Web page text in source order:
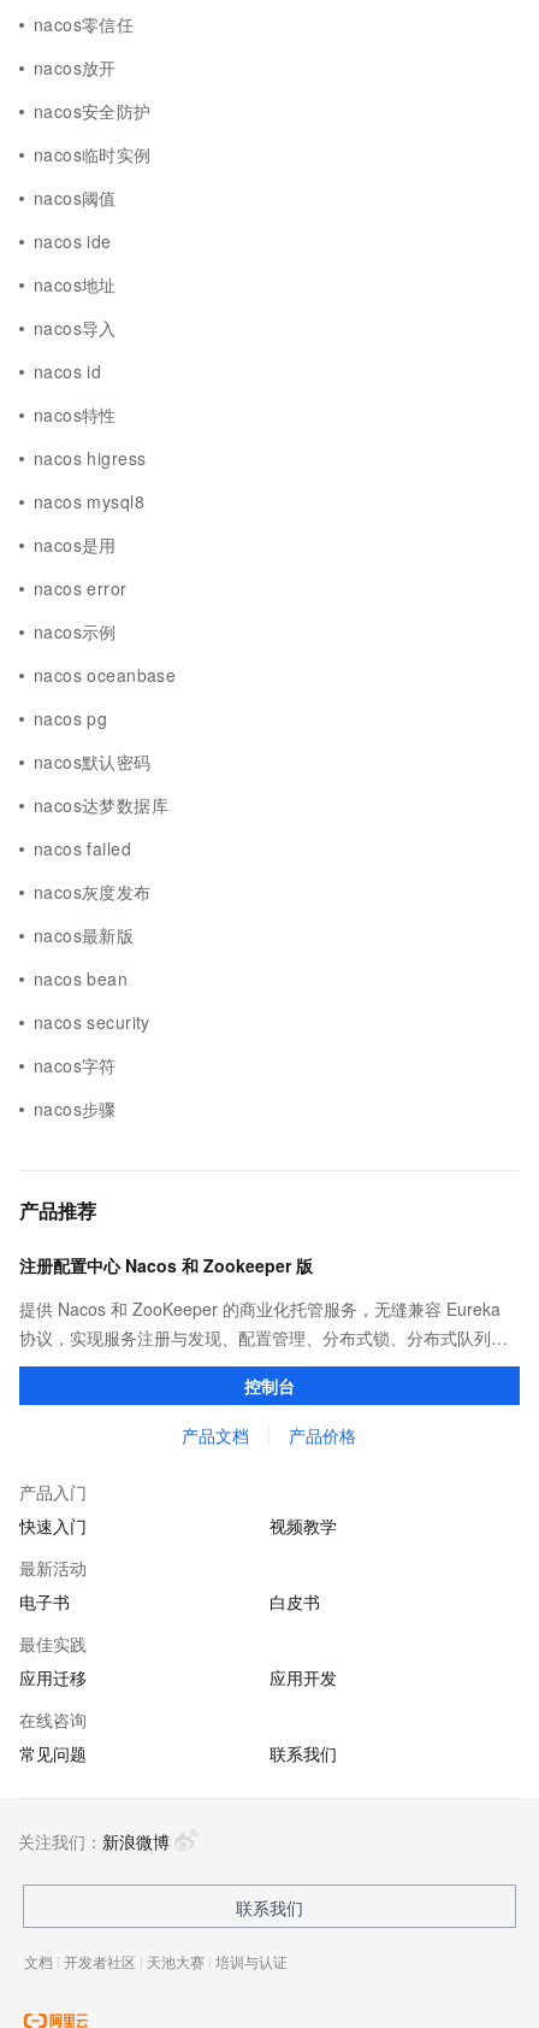
nacos零信任
nacos放开
nacos安全防护
nacos临时实例
nacos阈值
nacos ide
nacos地址
nacos导入
nacos id
nacos特性
nacos higress
nacos mysql8
nacos是用
nacos error
nacos示例
nacos oceanbase
nacos pg
nacos默认密码
nacos达梦数据库
nacos failed
nacos灰度发布
nacos最新版
nacos bean
nacos security
nacos字符
nacos步骤
产品推荐
注册配置中心 Nacos 和 Zookeeper 版
提供 Nacos 和 ZooKeeper 的商业化托管服务，无缝兼容 Eureka
协议，实现服务注册与发现、配置管理、分布式锁、分布式队列等
功能。相比开源版具有更强的性能和 SLA 保障，并提供了丰富完善
的监控报警，简单易用的控制台运维能力。
控制台
产品文档 产品价格
产品入门
快速入门
视频教学
最新活动
电子书
白皮书
最佳实践
应用迁移
应用开发
在线咨询
常见问题
联系我们
关注我们： 新浪微博
联系我们
文档 | 开发者社区 | 天池大赛 | 培训与认证